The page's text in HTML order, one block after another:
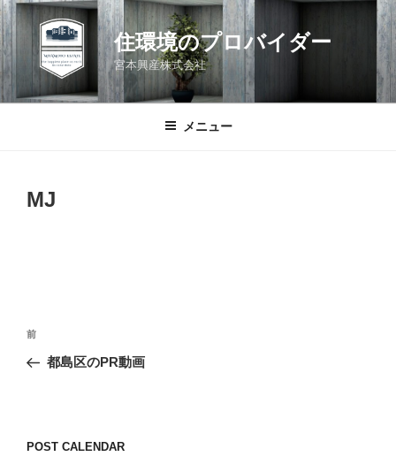
コ
ン
テ
ン
ツ
住環境のプロバイダー
宮本興産株式会社
メニュー
MJ
投
ナ
ー
前
の
前
都島区のPR動画
POST CALENDAR